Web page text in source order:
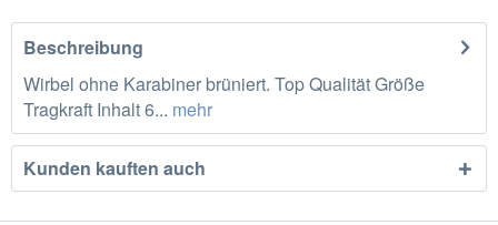
Beschreibung
Wirbel ohne Karabiner brüniert. Top Qualität Größe
Tragkraft Inhalt 6... mehr
Kunden kauften auch